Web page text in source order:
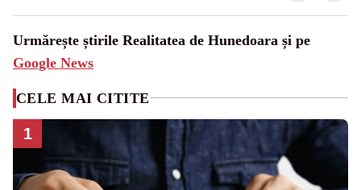
Urmărește știrile Realitatea de Hunedoara și pe
Google News
CELE MAI CITITE
1